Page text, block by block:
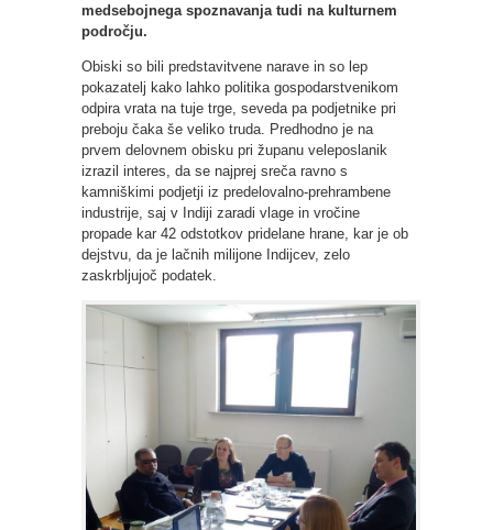
medsebojnega spoznavanja tudi na kulturnem
področju.
Obiski so bili predstavitvene narave in so lep
pokazatelj kako lahko politika gospodarstvenikom
odpira vrata na tuje trge, seveda pa podjetnike pri
preboju čaka še veliko truda. Predhodno je na
prvem delovnem obisku pri županu veleposlanik
izrazil interes, da se najprej sreča ravno s
kamniškimi podjetji iz predelovalno-prehrambene
industrije, saj v Indiji zaradi vlage in vročine
propade kar 42 odstotkov pridelane hrane, kar je ob
dejstvu, da je lačnih milijone Indijcev, zelo
zaskrbljujoč podatek.